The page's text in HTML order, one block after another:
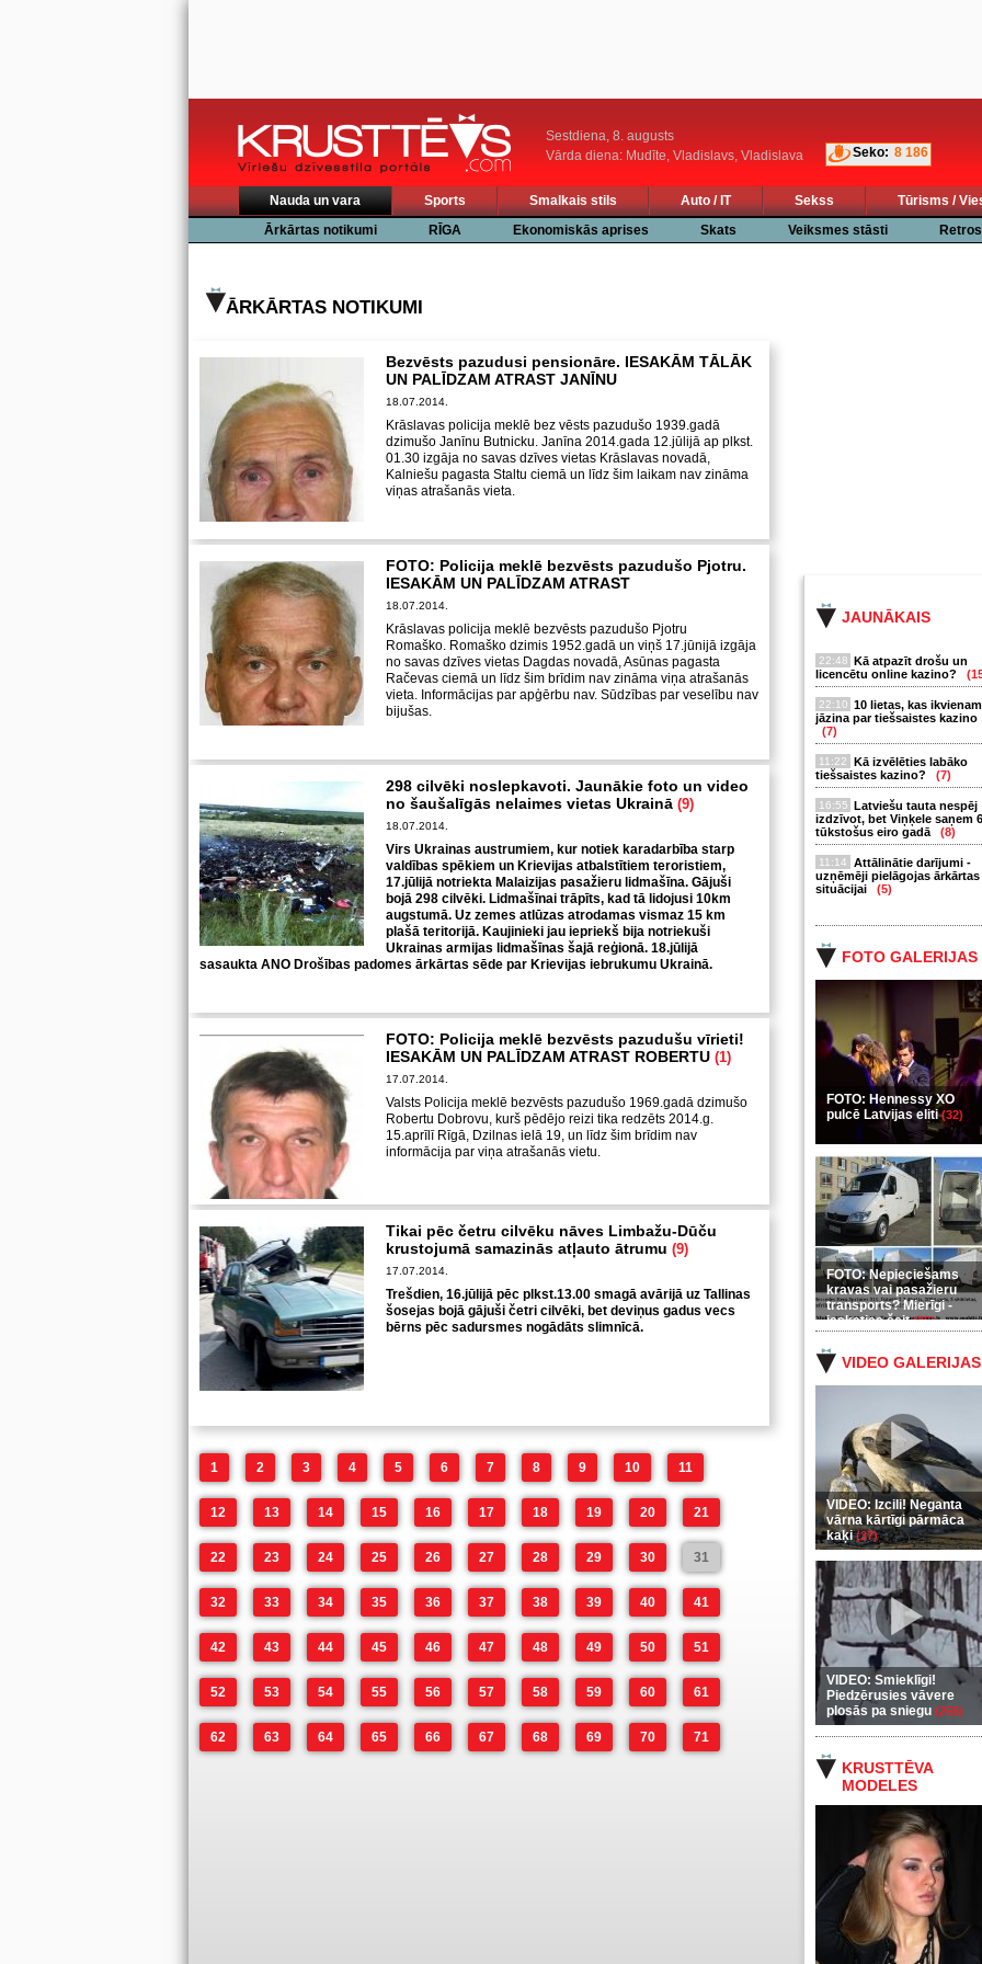
Sestdiena, 8. augusts
Vārda diena: Mudīte, Vladislavs, Vladislava
Seko: 8 186
Nauda un vara Sports Smalkais stils Auto / IT Sekss Tūrisms /
Ārkārtas notikumi
RĪGA Ekonomiskās aprises Skats Veiksmes stāsti
JAUNĀKAIS
22:48 Kā atpazīt drošu un
licencētu online kazino?
22:10 10 lietas, kas ikvienam
jāzina par tiešsaistes kazino
(7)
11:22
Kā izvēlēties labāko
tiešsaistes kazino?
(7)
16:55 Latviešu tauta nespēj
izdzīvot, bet Viņķele saņem
tūkstošus eiro gadā
(8)
11:14
Attālinātie darījumi -
uzņēmēji pielāgojas ārkārtas
situācijai
(5)
FOTO GALERIJAS
FOTO: Hennessy XO
pulcē Latvijas eliti(32)
FOTO: Nepieciešams
kravas vai pasažieru
transports? Mierīgi -
ieskaties šeit(35)
VIDEO GALERIJAS
VIDEO: Izcili! Neganta
vārna kārtīgi pārmāca
kaķi(37)
VIDEO: Smieklīgi!
Piedzērusies vāvere
plosās pa sniegu (255)
KRUSTTĒVA
MODELES
ĀRKĀRTAS NOTIKUMI
Bezvēsts pazudusi pensionāre. IESAKĀM TĀLĀK
UN PALĪDZAM ATRAST JANĪNU
18.07.2014.
Krāslavas policija meklē bez vēsts pazudušo 1939.gadā
dzimušo Janīnu Butnicku. Janīna 2014.gada 12.jūlijā ap plkst.
01.30 izgāja no savas dzīves vietas Krāslavas novadā,
Kalniešu pagasta Staltu ciemā un līdz šim laikam nav zināma
viņas atrašanās vieta.
FOTO: Policija meklē bezvēsts pazudušo Pjotru.
IESAKĀM UN PALĪDZAM ATRAST
18.07.2014.
Krāslavas policija meklē bezvēsts pazudušo Pjotru
Romaško. Romaško dzimis 1952.gadā un viņš 17.jūnijā izgāja
no savas dzīves vietas Dagdas novadā, Asūnas pagasta
Račevas ciemā un līdz šim brīdim nav zināma viņa atrašanās
vieta. Informācijas par apģērbu nav. Sūdzības par veselību nav
bijušas.
298 cilvēki noslepkavoti. Jaunākie foto un video
no šaušalīgās nelaimes vietas Ukrainā (9)
18.07.2014.
Virs Ukrainas austrumiem, kur notiek karadarbība starp
valdības spēkiem un Krievijas atbalstītiem teroristiem,
17.jūlijā notriekta Malaizijas pasažieru lidmašīna. Gājuši
bojā 298 cilvēki. Lidmašīnai trāpīts, kad tā lidojusi 10km
augstumā. Uz zemes atlūzas atrodamas vismaz 15 km
plašā teritorijā. Kaujinieki jau iepriekš bija notriekuši
Ukrainas armijas lidmašīnas šajā reģionā. 18.jūlijā
sasaukta ANO Drošības padomes ārkārtas sēde par Krievijas iebrukumu Ukrainā.
FOTO: Policija meklē bezvēsts pazudušu vīrieti!
IESAKĀM UN PALĪDZAM ATRAST ROBERTU (1)
17.07.2014.
Valsts Policija meklē bezvēsts pazudušo 1969.gadā dzimušo
Robertu Dobrovu, kurš pēdējo reizi tika redzēts 2014.g.
15.aprīlī Rīgā, Dzilnas ielā 19, un līdz šim brīdim nav
informācija par viņa atrašanās vietu.
Tikai pēc četru cilvēku nāves Limbažu-Dūču
krustojumā samazinās atļauto ātrumu (9)
17.07.2014.
Trešdien, 16.jūlijā pēc plkst.13.00 smagā avārijā uz Tallinas
šosejas bojā gājuši četri cilvēki, bet deviņus gadus vecs
bērns pēc sadursmes nogādāts slimnīcā.
1 2 3 4 5 6 7 8 9 10 11
12 13 14 15 16 17 18 19 20 21
22 23 24 25 26 27 28 29 30 31
32 33 34 35 36 37 38 39 40 41
42 43 44 45 46 47 48 49 50 51
52 53 54 55 56 57 58 59 60 61
62 63 64 65 66 67 68 69 70 71